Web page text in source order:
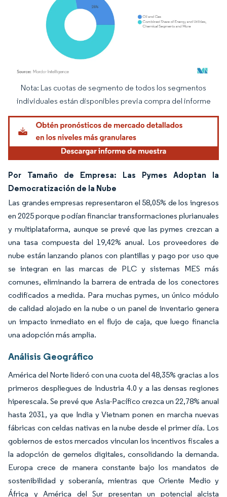
Imagen © Mordor Intelligence. El uso requiere atribución según CC BY 4.0.
Nota: Las cuotas de segmento de todos los segmentos
individuales están disponibles previa compra del informe
Por Tamaño de Empresa: Las Pymes Adoptan la
Democratización de la Nube
Las grandes empresas representaron el 58,05% de los ingresos
en 2025 porque podían financiar transformaciones plurianuales
y multiplataforma, aunque se prevé que las pymes crezcan a
una tasa compuesta del 19,42% anual. Los proveedores de
nube están lanzando planos con plantillas y pago por uso que
se integran en las marcas de PLC y sistemas MES más
comunes, eliminando la barrera de entrada de los conectores
codificados a medida. Para muchas pymes, un único módulo
de calidad alojado en la nube o un panel de inventario genera
un impacto inmediato en el flujo de caja, que luego financia
una adopción más amplia.
Análisis Geográfico
América del Norte lideró con una cuota del 48,35% gracias a los
primeros despliegues de Industria 4.0 y a las densas regiones
hiperescala. Se prevé que Asia-Pacífico crezca un 22,78% anual
hasta 2031, ya que India y Vietnam ponen en marcha nuevas
fábricas con celdas nativas en la nube desde el primer día. Los
gobiernos de estos mercados vinculan los incentivos fiscales a
la adopción de gemelos digitales, consolidando la demanda.
Europa crece de manera constante bajo los mandatos de
sostenibilidad y soberanía, mientras que Oriente Medio y
África y América del Sur presentan un potencial alcista